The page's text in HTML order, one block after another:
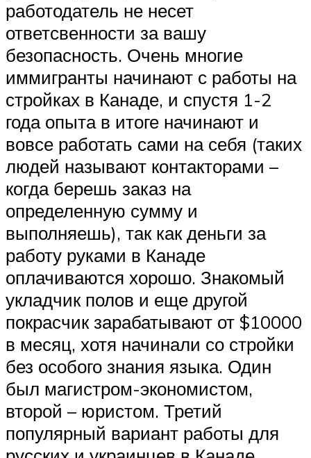
работодатель не несет
ответсвенности за вашу
безопасность. Очень многие
иммигранты начинают с работы на
стройках в Канаде, и спустя 1-2
года опыта в итоге начинают и
вовсе работать сами на себя (таких
людей называют контакторами –
когда берешь заказ на
определенную сумму и
выполняешь), так как деньги за
работу руками в Канаде
оплачиваются хорошо. Знакомый
укладчик полов и еще другой
покрасчик зарабатывают от $10000
в месяц, хотя начинали со стройки
без особого знания языка. Один
был магистром-экономистом,
второй – юристом. Третий
популярный вариант работы для